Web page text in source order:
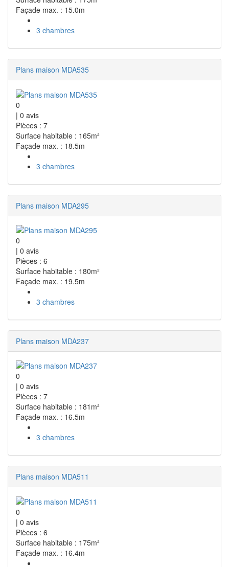
Façade max. : 15.0m
3 chambres
Plans maison MDA535
0
| 0 avis
Pièces : 7
Surface habitable : 165m²
Façade max. : 18.5m
3 chambres
Plans maison MDA295
0
| 0 avis
Pièces : 6
Surface habitable : 180m²
Façade max. : 19.5m
3 chambres
Plans maison MDA237
0
| 0 avis
Pièces : 7
Surface habitable : 181m²
Façade max. : 16.5m
3 chambres
Plans maison MDA511
0
| 0 avis
Pièces : 6
Surface habitable : 175m²
Façade max. : 16.4m